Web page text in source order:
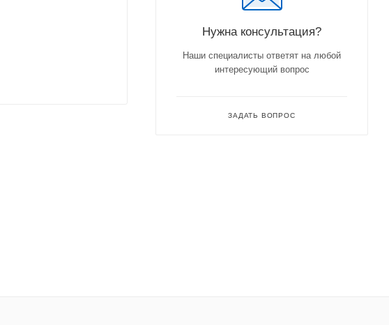
Нужна консультация?
Наши специалисты ответят на любой
интересующий вопрос
ЗАДАТЬ ВОПРОС